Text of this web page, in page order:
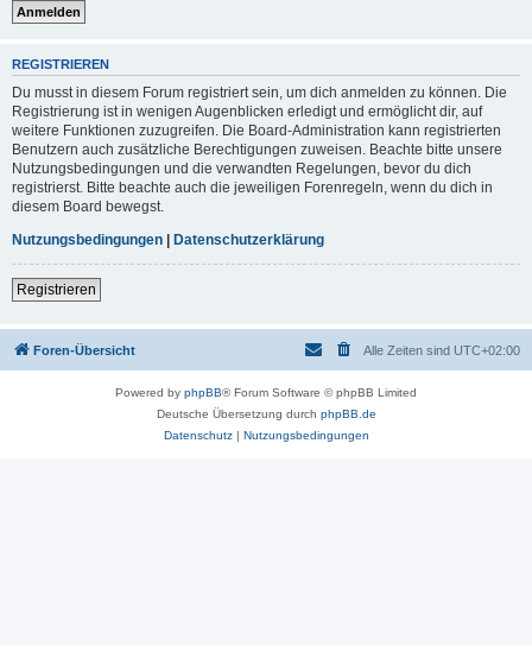
REGISTRIEREN
Du musst in diesem Forum registriert sein, um dich anmelden zu können. Die
Registrierung ist in wenigen Augenblicken erledigt und ermöglicht dir, auf
weitere Funktionen zuzugreifen. Die Board-Administration kann registrierten
Benutzern auch zusätzliche Berechtigungen zuweisen. Beachte bitte unsere
Nutzungsbedingungen und die verwandten Regelungen, bevor du dich
registrierst. Bitte beachte auch die jeweiligen Forenregeln, wenn du dich in
diesem Board bewegst.
Nutzungsbedingungen | Datenschutzerklärung
Registrieren
Foren-Übersicht Alle Zeiten sind UTC+02:00
Powered by phpBB® Forum Software © phpBB Limited
Deutsche Übersetzung durch phpBB.de
Datenschutz| Nutzungsbedingungen